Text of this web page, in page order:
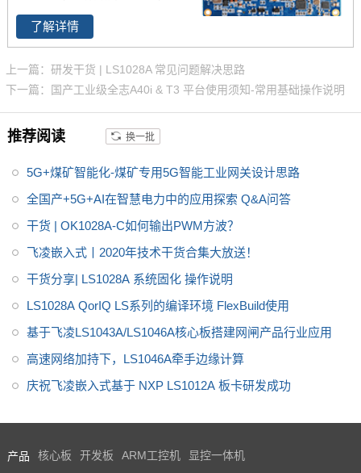
ls1028a 适用于工业路由器、TS
N、SD-WAN、 5G CPE 、边缘
计算网关 、IP-PBX等产品，以及
工业互联、智慧工厂、工业安
物联网 等应用领域。
载2GB DDR4 RAM，8GB RO
M；原生支持6个Gbit Ethernet，
网控制器，可支持融合的IT和OT
网络；支持CAN FD、UART、U
SB3.0、PCIe3.0、SATA3.0、II
S、IIC、SPI等常用总线接口，并
口。适用于工业路由器、TSN、
SD-WAN、5G CPE、边缘计算网
联网、智慧工厂、工业安全、信
息安全、智慧交通、能源物联网
等应用领域。
了解详情
上一篇：研发干货 | LS1028A 常见问题解决思路
下一篇：国产工业级全志A40i & T3 平台使用须知-常用基础操作说明
推荐阅读 换一批
5G+煤矿智能化-煤矿专用5G智能工业网关设计思路
全国产+5G+AI在智慧电力中的应用探索 Q&A问答
干货 | OK1028A-C如何输出PWM方波？
飞凌嵌入式丨2020年技术干货合集大放送！
干货分享| LS1028A 系统固化 操作说明
LS1028A QorIQ LS系列的编译环境 FlexBuild使用
基于飞凌LS1043A/LS1046A核心板搭建网闸产品行业应用
高速网络加持下，LS1046A牵手边缘计算
庆祝飞凌嵌入式基于 NXP LS1012A 板卡研发成功
产品 核心板 开发板 ARM工控机 显控一体机